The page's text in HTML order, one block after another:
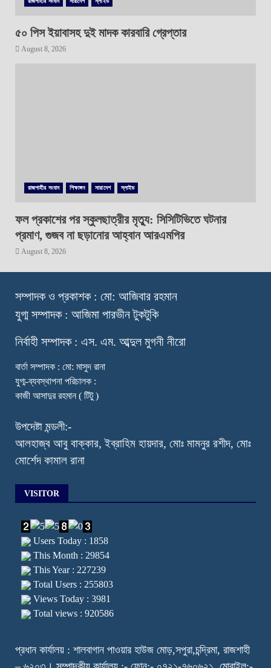
৫০ পিস ইয়াবাসহ দুই মাদক কারবারি গ্রেপ্তার
August 8, 2026
রাজশাহীর সংবাদ শিক্ষাঙ্গন সারাদেশ স্লাইড
ফল প্রকাশের পর স্কুলছাত্রীর মৃত্যু: সিসিটিভিতে ঘটনার
প্রমাণ, গুজব না ছড়ানোর আহ্বান আরএমপির
August 8, 2026
সম্পাদক ও প্রকাশক : মো: আজিবার রহমান
যুগ্ম সম্পাদক : আজিমা পারভীন টুকটুকি
নির্বাহী সম্পাদক : এস. এম. আব্দুল মুগনী নীরো
বার্তা সম্পাদক : মো: মাসুদ রানা
যুগ্ম-ব্যবস্থাপনা পরিচালক :
কাজী আসাদুর রহমান ( টিটু )
উপদেষ্টা মন্ডলী:-
আলহাজ্ব আবু বাক্কার, ইব্রাহিম হায়দার, মোঃ মামনুর রশীদ, মোঃ
মোর্শেদ কামাল রানা
VISITOR
Users Today : 1858
This Month : 29854
This Year : 227239
Total Users : 255803
Views Today : 3981
Total views : 920586
প্রধান কার্যালয় : শালবাগান পাওয়ার হাউজ মোড়,সপুরা,চন্দ্রিমা, রাজশাহী